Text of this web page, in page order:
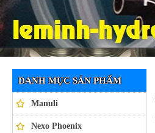
Ống thủy lực NEXO PHOENIX
DANH MỤC SẢN PHẨM
Manuli
Nexo Phoenix